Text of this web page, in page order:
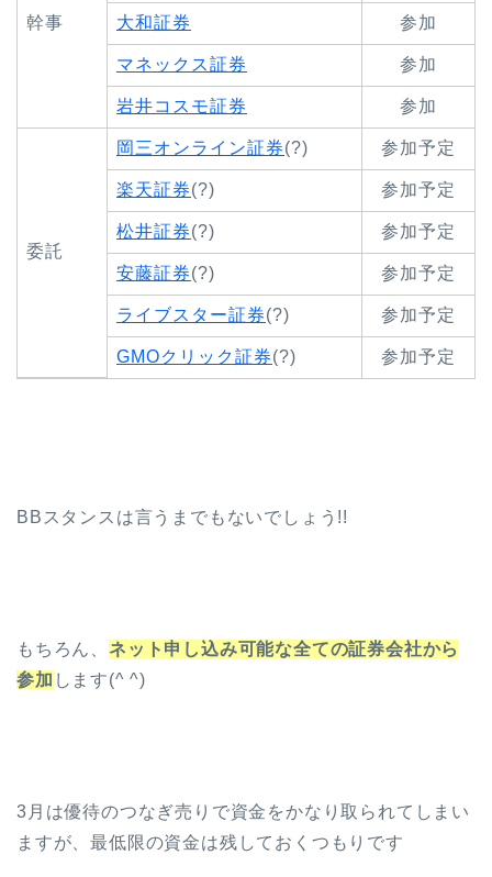
幹事 大和証券 参加
マネックス証券 参加
岩井コスモ証券 参加
委託
岡三オンライン証券(?) 参加予定
楽天証券(?) 参加予定
松井証券(?) 参加予定
安藤証券(?) 参加予定
ライブスター証券(?) 参加予定
GMOクリック証券(?) 参加予定
BBスタンスは言うまでもないでしょう!!
もちろん、 ネット申し込み可能な全ての証券会社から
参加 します(^ ^)
3月は優待のつなぎ売りで資金をかなり取られてしまい
ますが、最低限の資金は残しておくつもりです